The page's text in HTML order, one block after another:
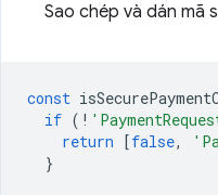
Sao chép và dán mã
const
if ( !
return [false,
}